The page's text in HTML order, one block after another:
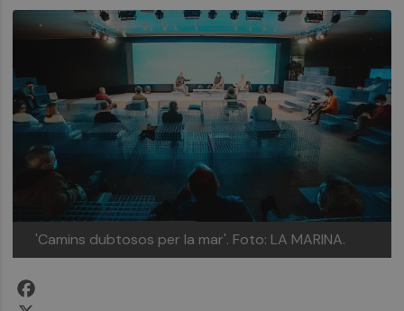
'Camins dubtosos per la mar'. Foto: LA MARINA.